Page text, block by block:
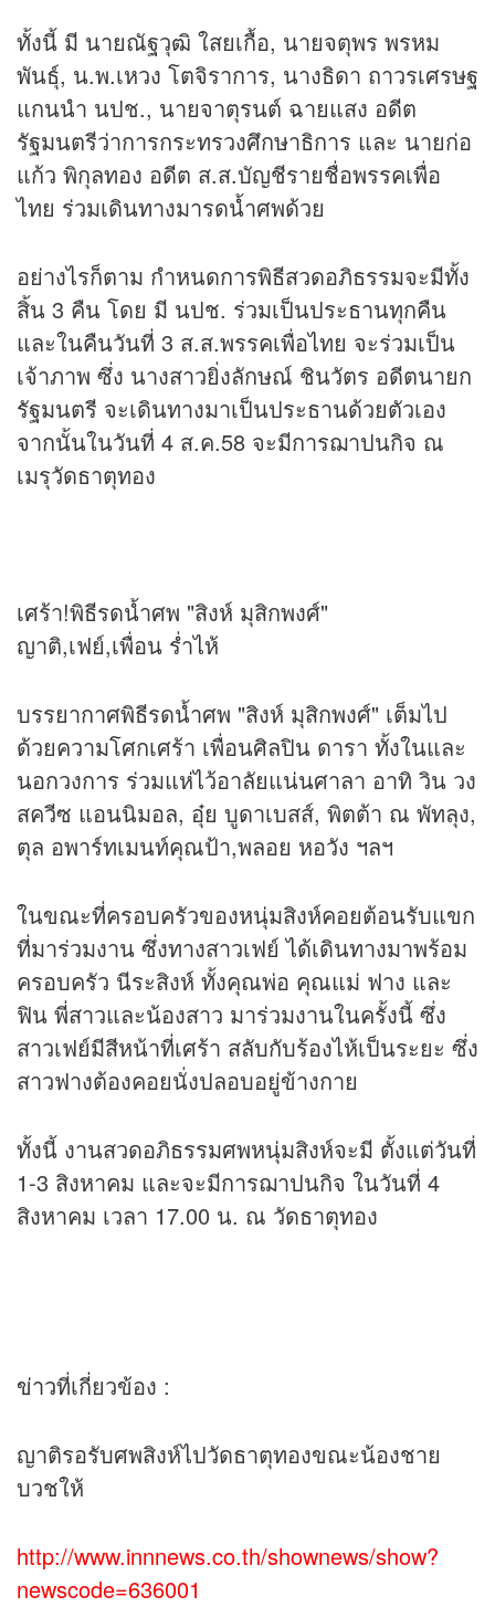
ทั้งนี้ มี นายณัฐวุฒิ ใสยเกื้อ, นายจตุพร พรหม
พันธุ์, น.พ.เหวง โตจิราการ, นางธิดา ถาวรเศรษฐ
แกนนำ นปช., นายจาตุรนต์ ฉายแสง อดีต
รัฐมนตรีว่าการกระทรวงศึกษาธิการ และ นายก่อ
แก้ว พิกุลทอง อดีต ส.ส.บัญชีรายชื่อพรรคเพื่อ
ไทย ร่วมเดินทางมารดน้ำศพด้วย
อย่างไรก็ตาม กำหนดการพิธีสวดอภิธรรมจะมีทั้ง
สิ้น 3 คืน โดย มี นปช. ร่วมเป็นประธานทุกคืน
และในคืนวันที่ 3 ส.ส.พรรคเพื่อไทย จะร่วมเป็น
เจ้าภาพ ซึ่ง นางสาวยิ่งลักษณ์ ชินวัตร อดีตนายก
รัฐมนตรี จะเดินทางมาเป็นประธานด้วยตัวเอง
จากนั้นในวันที่ 4 ส.ค.58 จะมีการฌาปนกิจ ณ
เมรุวัดธาตุทอง
เศร้า!พิธีรดน้ำศพ "สิงห์ มุสิกพงศ์"
ญาติ,เฟย์,เพื่อน ร่ำไห้
บรรยากาศพิธีรดน้ำศพ "สิงห์ มุสิกพงศ์" เต็มไป
ด้วยความโศกเศร้า เพื่อนศิลปิน ดารา ทั้งในและ
นอกวงการ ร่วมแห่ไว้อาลัยแน่นศาลา อาทิ วิน วง
สควีซ แอนนิมอล, อุ๋ย บูดาเบสส์, พิตต้า ณ พัทลุง,
ตุล อพาร์ทเมนท์คุณป้า,พลอย หอวัง ฯลฯ
ในขณะที่ครอบครัวของหนุ่มสิงห์คอยต้อนรับแขก
ที่มาร่วมงาน ซึ่งทางสาวเฟย์ ได้เดินทางมาพร้อม
ครอบครัว นีระสิงห์ ทั้งคุณพ่อ คุณแม่ ฟาง และ
ฟิน พี่สาวและน้องสาว มาร่วมงานในครั้งนี้ ซึ่ง
สาวเฟย์มีสีหน้าที่เศร้า สลับกับร้องไห้เป็นระยะ ซึ่ง
สาวฟางต้องคอยนั่งปลอบอยู่ข้างกาย
ทั้งนี้ งานสวดอภิธรรมศพหนุ่มสิงห์จะมี ตั้งแต่วันที่
1-3 สิงหาคม และจะมีการฌาปนกิจ ในวันที่ 4
สิงหาคม เวลา 17.00 น. ณ วัดธาตุทอง
ข่าวที่เกี่ยวข้อง :
ญาติรอรับศพสิงห์ไปวัดธาตุทองขณะน้องชาย
บวชให้
http://www.innnews.co.th/shownews/show?
newscode=636001